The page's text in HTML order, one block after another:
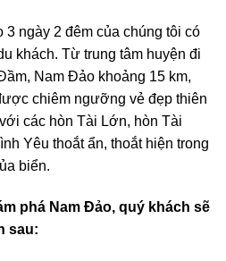
3 ngày 2 đêm của chúng tôi có
khách. Từ trung tâm huyện đi
Nam Đảo khoảng 15 km,
chiêm ngưỡng vẻ đẹp thiên
các hòn Tài Lớn, hòn Tài
Yêu thoắt ẩn, thoắt hiện trong
biển.
phá Nam Đảo, quý khách sẽ
sau: